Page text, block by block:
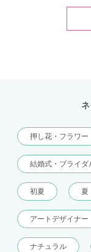
押し花・フラワー
結婚式・ブライダ
初夏 夏
アートデザイナー
ナチュラル